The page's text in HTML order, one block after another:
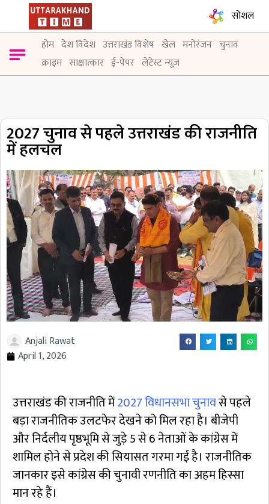
सोशल
होम देश विदेश उत्तराखंड विशेष खेल मनोरंजन चुनाव
क्राइम साक्षात्कार ई-पेपर लेटेस्ट न्यूज़
2027 चुनाव से पहले उत्तराखंड की राजनीति
में हलचल
Anjali Rawat
April 1, 2026
उत्तराखंड की राजनीति में2027 विधानसभा चुनावसे पहले
बड़ा राजनीतिक उलटफेर देखने को मिल रहा है। बीजेपी
और निर्दलीय पृष्ठभूमि से जुड़े 5 से 6 नेताओं के कांग्रेस में
शामिल होने से प्रदेश की सियासत गरमा गई है। राजनीतिक
जानकार इसे कांग्रेस की चुनावी रणनीति का अहम हिस्सा
मान रहे हैं।